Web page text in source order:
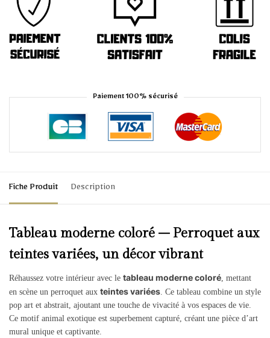
Paiement 100% sécurisé
Fiche Produit Description
Tableau moderne coloré – Perroquet aux
teintes variées, un décor vibrant
Réhaussez votre intérieur avec le tableau moderne coloré , mettant
en scène un perroquet aux teintes variées . Ce tableau combine un style
pop art et abstrait, ajoutant une touche de vivacité à vos espaces de vie.
Ce motif animal exotique est superbement capturé, créant une pièce d’art
mural unique et captivante.